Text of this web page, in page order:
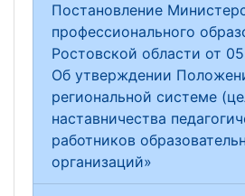
Постановление
профессионального
Ростовской области от
Об утверждении
региональной системе
наставничества
работников
организаций»